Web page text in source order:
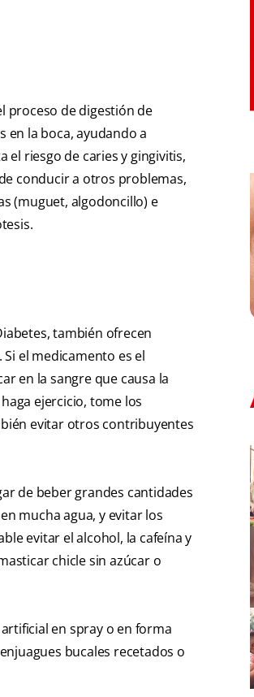
proceso de digestión de
en la boca, ayudando a
el riesgo de caries y gingivitis,
conducir a otros problemas,
(muguet, algodoncillo) e
también ofrecen
el medicamento es el
en la sangre que causa la
ejercicio, tome los
evitar otros contribuyentes
de beber grandes cantidades
mucha agua, y evitar los
evitar el alcohol, la cafeína y
chicle sin azúcar o
en spray o en forma
bucales recetados o